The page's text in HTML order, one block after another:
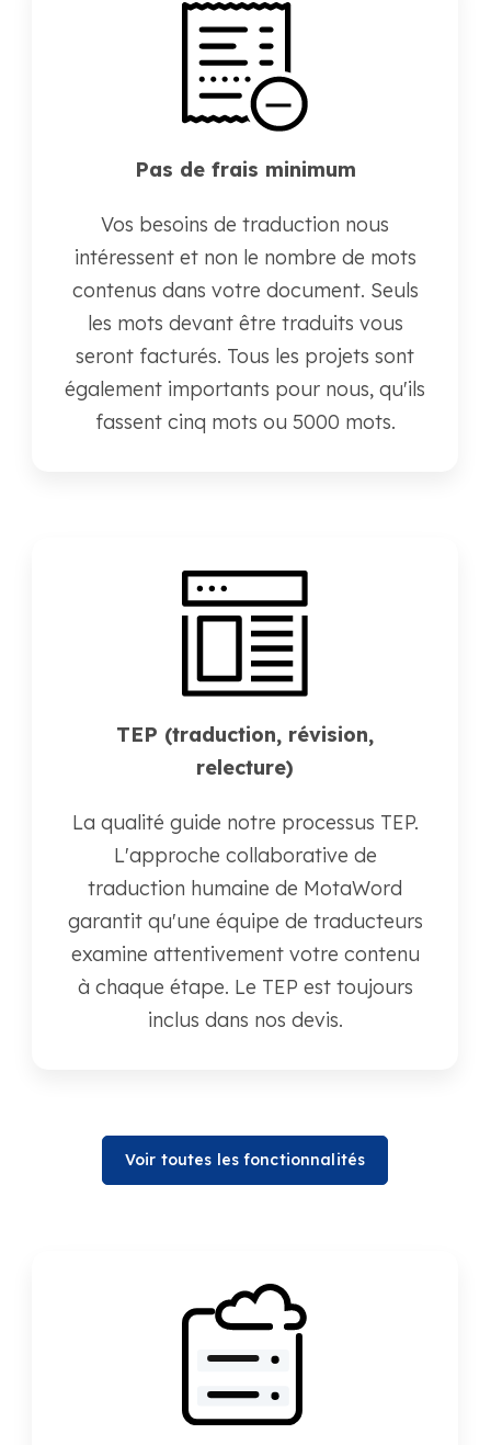
Pas de frais minimum
Vos besoins de traduction nous
intéressent et non le nombre de mots
contenus dans votre document. Seuls
les mots devant être traduits vous
seront facturés. Tous les projets sont
également importants pour nous, qu'ils
fassent cinq mots ou 5000 mots.
TEP (traduction, révision,
relecture)
La qualité guide notre processus TEP.
L'approche collaborative de
traduction humaine de MotaWord
garantit qu'une équipe de traducteurs
examine attentivement votre contenu
à chaque étape. Le TEP est toujours
inclus dans nos devis.
Voir toutes les fonctionnalités